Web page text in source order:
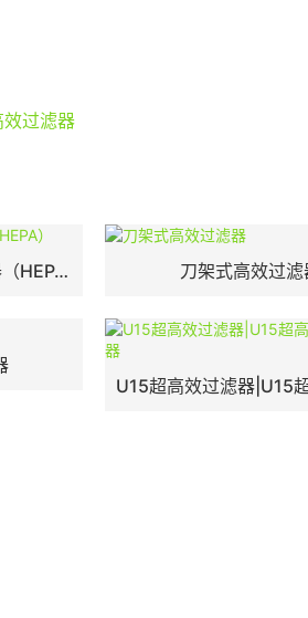
过滤器
镀锌框FV型亚高效过滤器（HEPA） 刀架式高效过滤